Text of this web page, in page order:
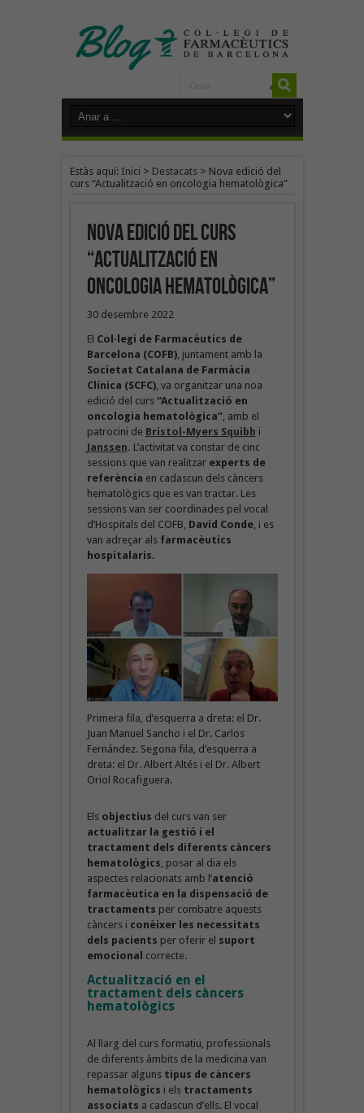
Estàs aquí: Inici > Destacats> Nova edició del
curs “Actualització en oncologia hematològica”
Nova edició del curs
“Actualització en
oncologia hematològica”
30 desembre 2022
El Col·legi de Farmacèutics de
Barcelona (COFB), juntament amb la
Societat Catalana de Farmàcia
Clínica (SCFC), va organitzar una noa
edició del curs “Actualització en
oncologia hematològica”, amb el
patrocini de Bristol-Myers Squibb i
Janssen. L’activitat va constar de cinc
sessions que van realitzar experts de
referència en cadascun dels càncers
hematològics que es van tractar. Les
sessions van ser coordinades pel vocal
d’Hospitals del COFB, David Conde, i es
van adreçar als farmacèutics
hospitalaris.
Primera fila, d’esquerra a dreta: el Dr.
Juan Manuel Sancho i el Dr. Carlos
Fernández. Segona fila, d’esquerra a
dreta: el Dr. Albert Altés i el Dr. Albert
Oriol Rocafiguera.
Els objectius del curs van ser
actualitzar la gestió i el
tractament dels diferents càncers
hematològics, posar al dia els
aspectes relacionats amb l’atenció
farmacèutica en la dispensació de
tractaments per combatre aquests
càncers i conèixer les necessitats
dels pacients per oferir el suport
emocional correcte.
Actualització en el
tractament dels càncers
hematològics
Al llarg del curs formatiu, professionals
de diferents àmbits de la medicina van
repassar alguns tipus de càncers
hematològics i elstractaments
associats a cadascun d’ells. El vocal